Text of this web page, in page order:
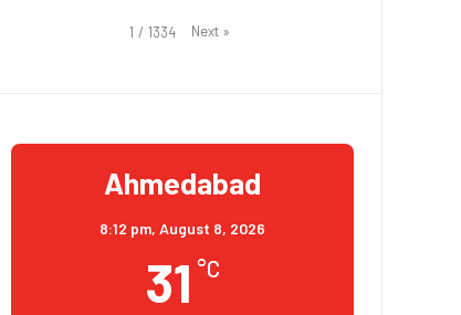
1 / 1334 Next »
Ahmedabad
8:12 pm, August 8, 2026
31 °C